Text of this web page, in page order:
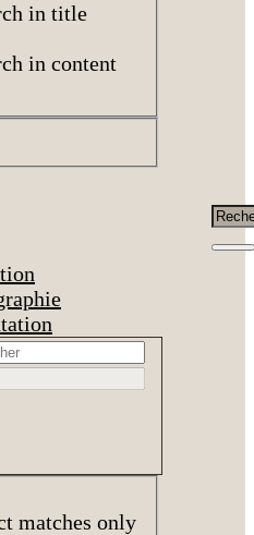
in title
in content
matches only